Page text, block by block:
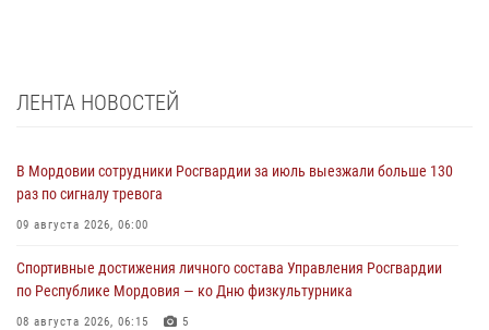
ЛЕНТА НОВОСТЕЙ
В Мордовии сотрудники Росгвардии за июль выезжали больше 130
раз по сигналу тревога
09 августа 2026, 06:00
Спортивные достижения личного состава Управления Росгвардии
по Республике Мордовия — ко Дню физкультурника
08 августа 2026, 06:15 5